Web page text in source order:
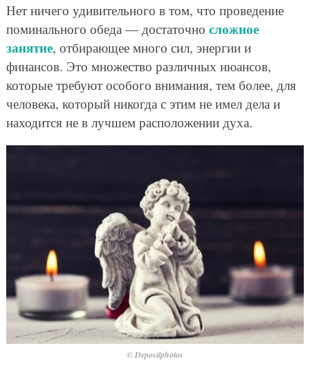
Нет ничего удивительного в том, что проведение
поминального обеда — достаточно сложное
занятие, отбирающее много сил, энергии и
финансов. Это множество различных нюансов,
которые требуют особого внимания, тем более, для
человека, который никогда с этим не имел дела и
находится не в лучшем расположении духа.
© Depositphotos